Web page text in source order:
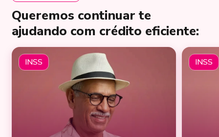
Queremos continuar te
ajudando com crédito eficiente:
INSS INSS